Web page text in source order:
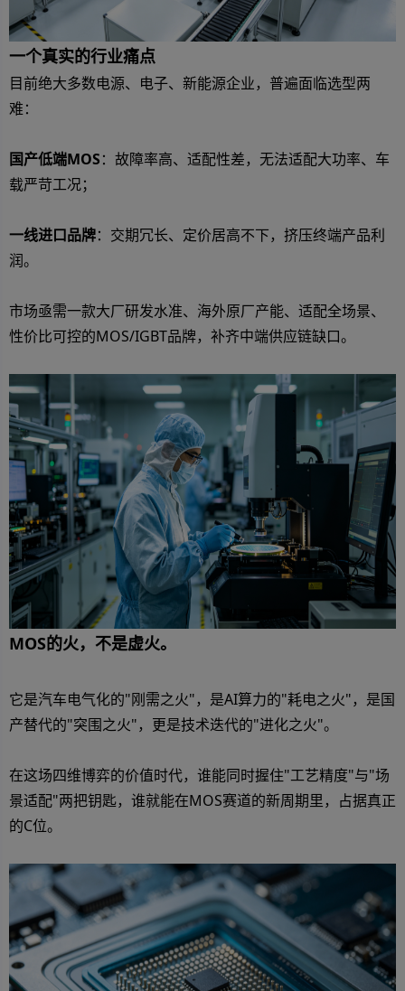
一个真实的行业痛点
目前绝大多数电源、电子、新能源企业，普遍面临选型两
难：
国产低端MOS：故障率高、适配性差，无法适配大功率、车
载严苛工况；
一线进口品牌：交期冗长、定价居高不下，挤压终端产品利
润。
市场亟需一款大厂研发水准、海外原厂产能、适配全场景、
性价比可控的MOS/IGBT品牌，补齐中端供应链缺口。
MOS的火，不是虚火。
它是汽车电气化的"刚需之火"，是AI算力的"耗电之火"，是国
产替代的"突围之火"，更是技术迭代的"进化之火"。
在这场四维博弈的价值时代，谁能同时握住"工艺精度"与"场
景适配"两把钥匙，谁就能在MOS赛道的新周期里，占据真正
的C位。